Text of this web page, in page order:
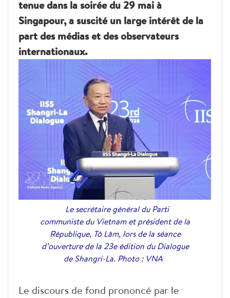
tenue dans la soirée du 29 mai à
Singapour, a suscité un large intérêt de la
part des médias et des observateurs
internationaux.
Le secrétaire général du Parti
communiste du Vietnam et président de la
République, Tô Lâm, lors de la séance
d’ouverture de la 23e édition du Dialogue
de Shangri-La. Photo : VNA
Le discours de fond prononcé par le